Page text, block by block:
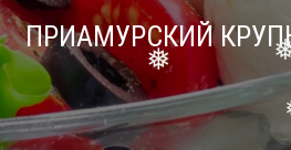
❅
❅
ПРИАМУРСКИЙ